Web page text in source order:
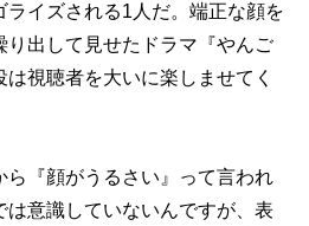
ライズされる1人だ。端正な顔を
り出して見せたドラマ『やんご
視聴者を大いに楽しませてく
ら『顔がうるさい』って言われ
は意識していないんですが、表